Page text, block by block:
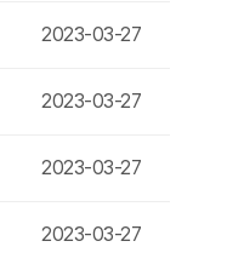
2023-03-27
2023-03-27
2023-03-27
2023-03-27